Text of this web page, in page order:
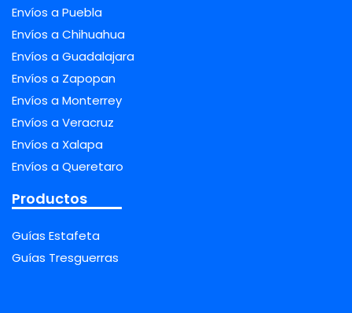
Envíos a Puebla
Envíos a Chihuahua
Envíos a Guadalajara
Envíos a Zapopan
Envíos a Monterrey
Envíos a Veracruz
Envíos a Xalapa
Envíos a Queretaro
Productos
Guías Estafeta
Guías Tresguerras